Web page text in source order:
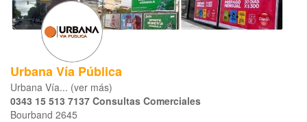
Urbana Vía Pública
Urbana Vía... (ver más)
0343 15 513 7137 Consultas Comerciales
Bourband 2645